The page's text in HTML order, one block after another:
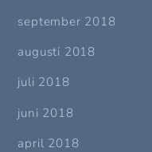
september 2018
augusti 2018
juli 2018
juni 2018
april 2018